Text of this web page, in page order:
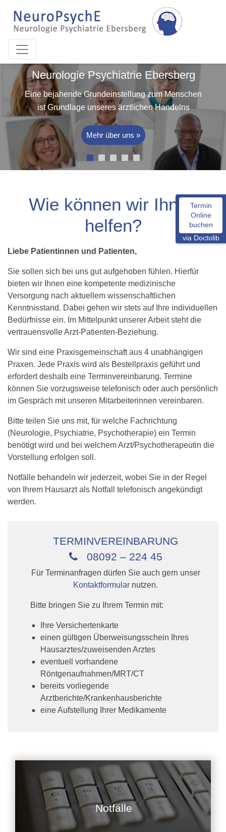
Main Navigation
Psychiatrie Ebersberg
zum Menschen
unseres ärztlichen Handelns
Mehr über uns »
Eine
ist
Wie können wir Ihnen
helfen?
Liebe Patientinnen und Patienten,
Sie sollen sich bei uns gut aufgehoben fühlen. Hierfür
bieten wir Ihnen eine kompetente medizinische
Versorgung nach aktuellem wissenschaftlichen
Kenntnisstand. Dabei gehen wir stets auf Ihre individuellen
Bedürfnisse ein. Im Mittelpunkt unserer Arbeit steht die
vertrauensvolle Arzt-Patienten-Beziehung.
Wir sind eine Praxisgemeinschaft aus 4 unabhängigen
Praxen. Jede Praxis wird als Bestellpraxis geführt und
erfordert deshalb eine Terminvereinbarung. Termine
können Sie vorzugsweise telefonisch oder auch persönlich
im Gespräch mit unseren Mitarbeiterinnen vereinbaren.
Bitte teilen Sie uns mit, für welche Fachrichtung
(Neurologie, Psychiatrie, Psychotherapie) ein Termin
benötigt wird und bei welchem Arzt/Psychotherapeutin die
Vorstellung erfolgen soll.
Notfälle behandeln wir jederzeit, wobei Sie in der Regel
von Ihrem Hausarzt als Notfall telefonisch angekündigt
werden.
TERMINVEREINBARUNG
08092 – 224 45
Für Terminanfragen dürfen Sie auch gern unser
Kontaktformular nutzen.
Bitte bringen Sie zu Ihrem Termin mit:
Ihre Versichertenkarte
einen gültigen Überweisungsschein Ihres
Hausarztes/zuweisenden Arztes
eventuell vorhandene
Röntgenaufnahmen/MRT/CT
bereits vorliegende
Arztberichte/Krankenhausberichte
eine Aufstellung Ihrer Medikamente
Notfälle
Termin
Online
buchen
via Doctolib